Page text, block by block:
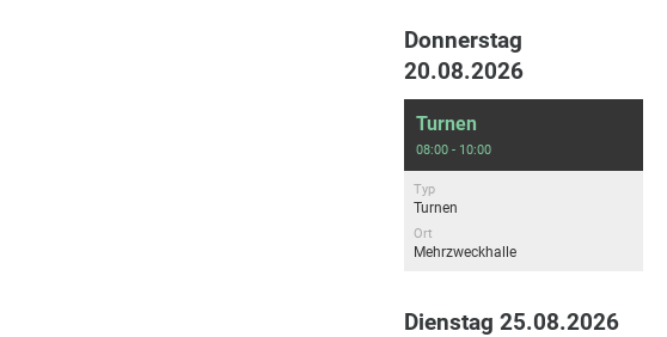
Donnerstag
20.08.2026
Turnen
08:00 - 10:00
Typ
Turnen
Ort
Mehrzweckhalle
Dienstag 25.08.2026